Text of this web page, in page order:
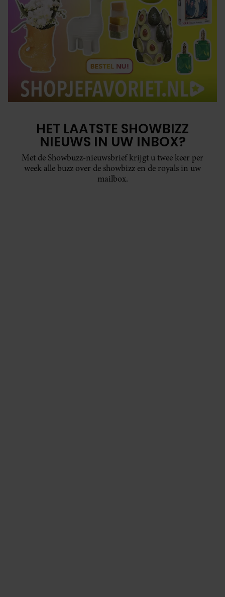
HET LAATSTE SHOWBIZZ
NIEUWS IN UW INBOX?
Met de Showbuzz-nieuwsbrief krijgt u twee keer per
week alle buzz over de showbizz en de royals in uw
mailbox.